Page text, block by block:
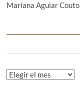
Mariana Aguiar Couto
A